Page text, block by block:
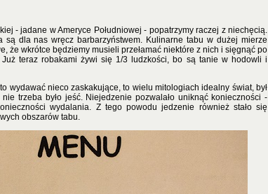
- jadane w Ameryce Południowej - popatrzymy raczej z niechęcią.
są dla nas wręcz barbarzyństwem. Kulinarne tabu w dużej mierze
że wkrótce będziemy musieli przełamać niektóre z nich i sięgnąć po
Już teraz robakami żywi się 1/3 ludzkości, bo są tanie w hodowli i
wydawać nieco zaskakujące, to wielu mitologiach idealny świat, był
trzeba było jeść. Niejedzenie pozwalało uniknąć konieczności -
wydalania. Z tego powodu jedzenie również stało się
obszarów tabu.